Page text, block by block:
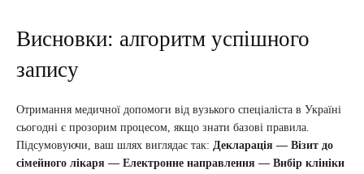
Висновки: алгоритм успішного
запису
Отримання медичної допомоги від вузького спеціаліста в Україні
сьогодні є прозорим процесом, якщо знати базові правила.
Підсумовуючи, ваш шлях виглядає так: Декларація — Візит до
сімейного лікаря — Електронне направлення — Вибір клініки